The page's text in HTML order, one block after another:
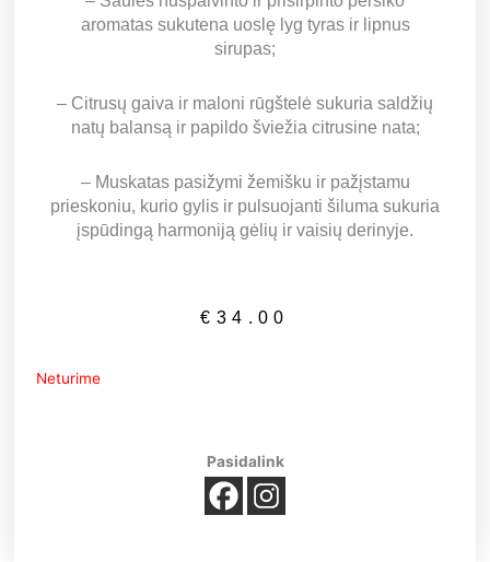
aromatas sukutena uoslę lyg tyras ir lipnus
sirupas;
– Citrusų gaiva ir maloni rūgštelė sukuria saldžių
natų balansą ir papildo šviežia citrusine nata;
– Muskatas pasižymi žemišku ir pažįstamu
prieskoniu, kurio gylis ir pulsuojanti šiluma sukuria
įspūdingą harmoniją gėlių ir vaisių derinyje.
€ 34.00
Neturime
Pasidalink